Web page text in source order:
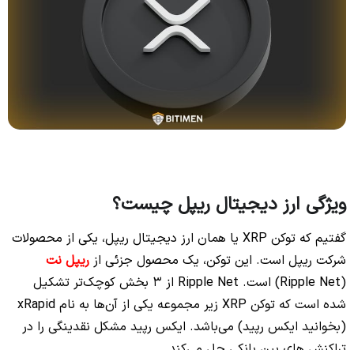
ویژگی ارز دیجیتال ریپل چیست؟
گفتیم که توکن XRP یا همان ارز دیجیتال ریپل، یکی از محصولات
شرکت ریپل است. این توکن، یک محصول جزئی از ریپل نت
(Ripple Net) است. Ripple Net از 3 بخش کوچک‌تر تشکیل
شده است که توکن XRP زیر مجموعه یکی از آن‌ها به نام xRapid
(بخوانید ایکس رپید) می‌باشد. ایکس رپید مشکل نقدینگی را در